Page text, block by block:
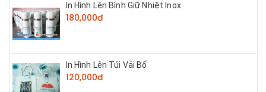
In Hình Lên Bình Giữ Nhiệt Inox
180,000đ
In Hình Lên Túi Vải Bố
120,000đ